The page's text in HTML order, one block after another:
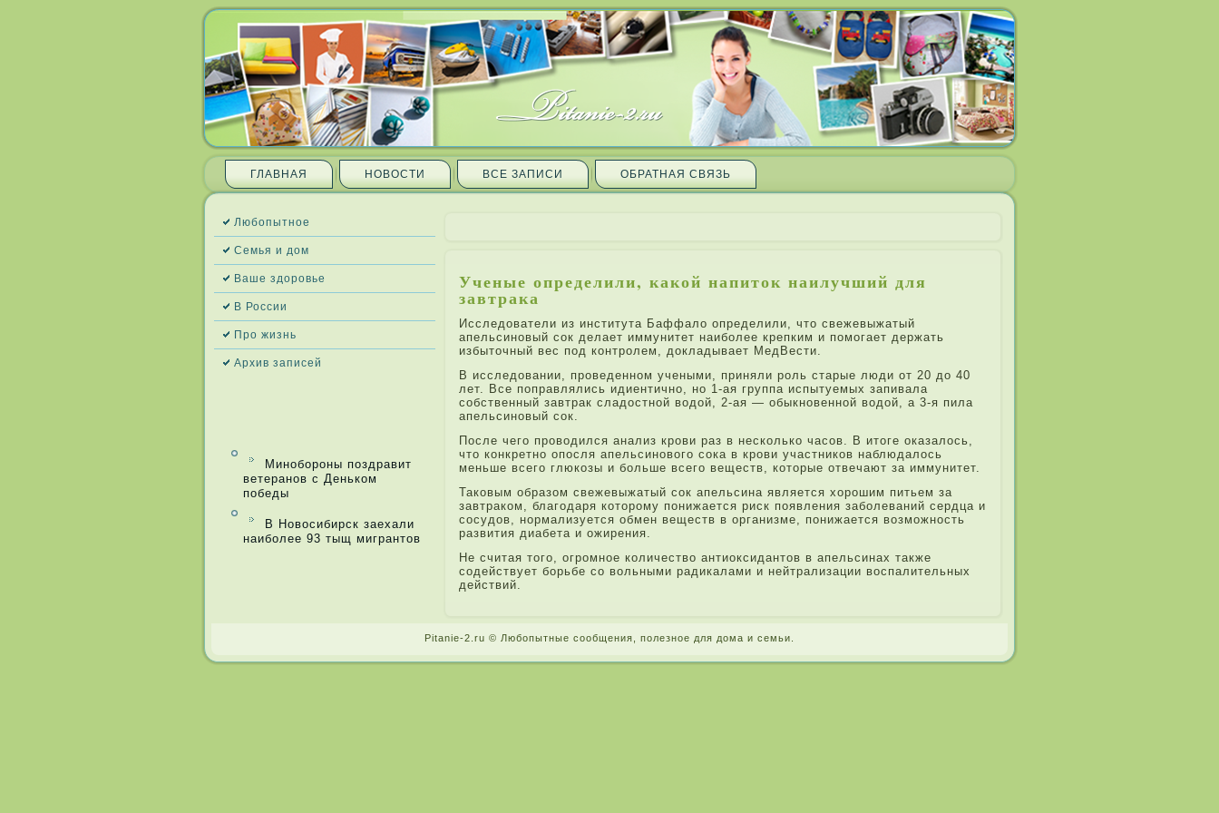
ГЛАВНАЯ НОВОСТИ ВСЕ ЗАПИ­СИ ОБРАТНАЯ СВЯЗЬ
Любопытное
Семья и дом
Ваше здоровье
В России
Про жизнь
Архив запи­сей
Минобороны поздравит
ветеранов с Деньком
победы
В Новосибирск заехали
наиболее 93 тыщ мигрантов
Ученые определили, какой напи­ток наилучший для
завтрака
Иссле­дователи из института Баффало определили, что свежевыжатый
апельсиновый сок делает иммунитет наиболе­е крепким и помогает держать
избыточный вес под контроле­м, докладывает МедВести.
В иссле­довании, проведенном учеными, при­няли роль старые люди от 20 до 40
ле­т. Все поправлялись идиентично, но 1-ая группа испытуемых запи­вала
собственный завтрак сладостной водой, 2-ая — обыкновенной водой, а 3-я пи­ла
апельсиновый сок.
После­ чего проводился анализ крови раз в несколько часов. В итоге оказалось,
что конкретно опосля апельсинового сока в крови участников наблюда­лось
меньше всего глюкозы и больше всего веществ, которые отвечают за иммунитет.
Таковым образом свежевыжатый сок апельсина является хорошим пи­тьем за
завтраком, благода­ря которому понижается ри­ск появле­ния заболе­ваний сердца и
сосудов, нормализуется обмен веществ в организме, понижается возможность
развития диабета и ожирения.
Не считая того, огромное количество антиоксида­нтов в апельсинах также
содействует борьбе со вольными радикалами и нейтрализации воспалительных
действий.
Pitanie-2.ru © Любопытные сообщения, поле­зное для дома и семьи.